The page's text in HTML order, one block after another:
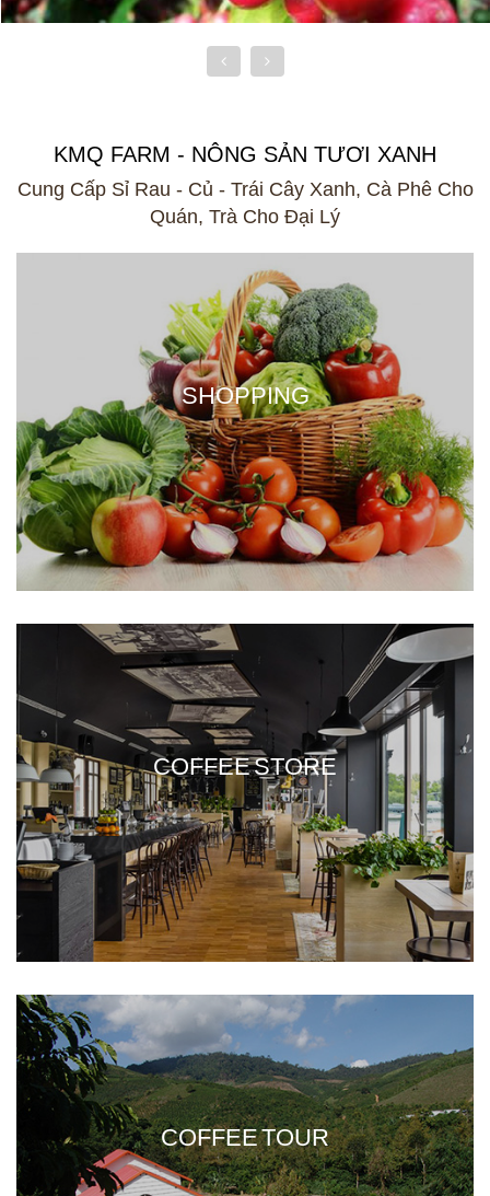
KMQ FARM - NÔNG SẢN TƯƠI XANH
Cung Cấp Sỉ Rau - Củ - Trái Cây Xanh, Cà Phê Cho
Quán, Trà Cho Đại Lý
SHOPPING
COFFEE STORE
COFFEE TOUR